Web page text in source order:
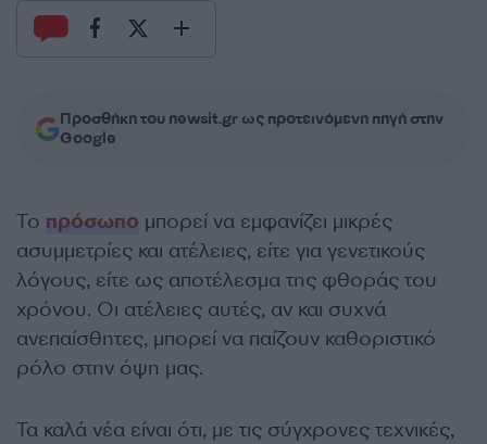
Προσθήκη του newsit.gr ως προτεινόμενη πηγή στην
Google
Το πρόσωπο μπορεί να εμφανίζει μικρές
ασυμμετρίες και ατέλειες, είτε για γενετικούς
λόγους, είτε ως αποτέλεσμα της φθοράς του
χρόνου. Οι ατέλειες αυτές, αν και συχνά
ανεπαίσθητες, μπορεί να παίζουν καθοριστικό
ρόλο στην όψη μας.
Τα καλά νέα είναι ότι, με τις σύγχρονες τεχνικές,